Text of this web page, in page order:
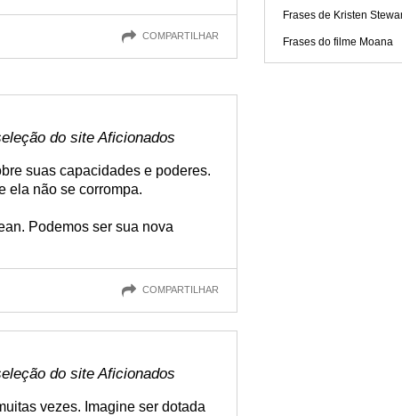
COMPARTILHAR
do site Aficionados
suas capacidades e poderes.
ela não se corrompa.
Podemos ser sua nova
COMPARTILHAR
do site Aficionados
vezes. Imagine ser dotada
Frases de Kristen
Frases do filme Moana